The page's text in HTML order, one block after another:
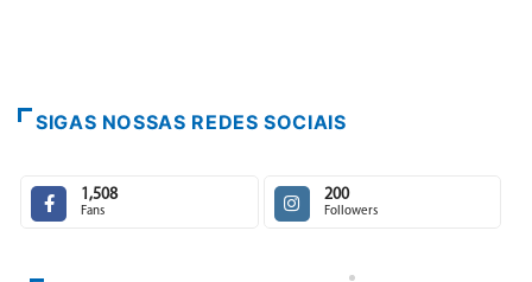
SIGAS NOSSAS REDES SOCIAIS
1,508
Fans
200
Followers